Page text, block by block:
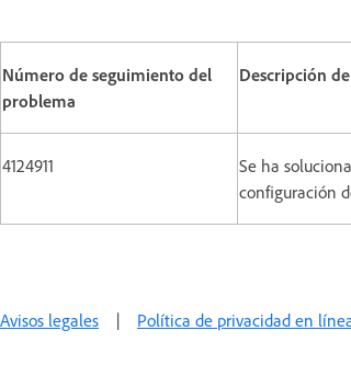
Número de seguimiento del
problema
Descripción
4124911
Se ha
configuración
Avisos legales | Política de privacidad en